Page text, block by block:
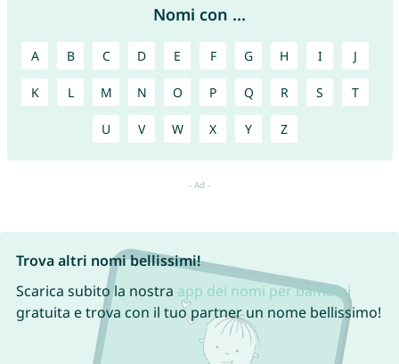
Nomi con ...
A B C D E F G H I J
K L M N O P Q R S T
U V W X Y Z
Trova altri nomi bellissimi!
Scarica subito la nostra app dei nomi per bambini
gratuita e trova con il tuo partner un nome bellissimo!